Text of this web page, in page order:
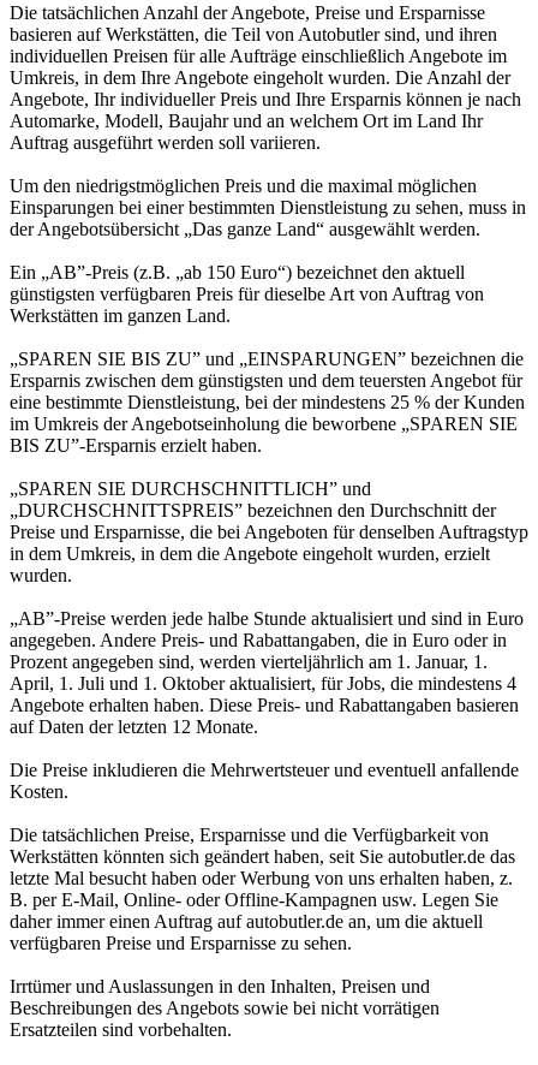
Die tatsächlichen Anzahl der Angebote, Preise und Ersparnisse
basieren auf Werkstätten, die Teil von Autobutler sind, und ihren
individuellen Preisen für alle Aufträge einschließlich Angebote im
Umkreis, in dem Ihre Angebote eingeholt wurden. Die Anzahl der
Angebote, Ihr individueller Preis und Ihre Ersparnis können je nach
Automarke, Modell, Baujahr und an welchem Ort im Land Ihr
Auftrag ausgeführt werden soll variieren.
Um den niedrigstmöglichen Preis und die maximal möglichen
Einsparungen bei einer bestimmten Dienstleistung zu sehen, muss in
der Angebotsübersicht „Das ganze Land“ ausgewählt werden.
Ein „AB”-Preis (z.B. „ab 150 Euro“) bezeichnet den aktuell
günstigsten verfügbaren Preis für dieselbe Art von Auftrag von
Werkstätten im ganzen Land.
„SPAREN SIE BIS ZU” und „EINSPARUNGEN” bezeichnen die
Ersparnis zwischen dem günstigsten und dem teuersten Angebot für
eine bestimmte Dienstleistung, bei der mindestens 25 % der Kunden
im Umkreis der Angebotseinholung die beworbene „SPAREN SIE
BIS ZU”-Ersparnis erzielt haben.
„SPAREN SIE DURCHSCHNITTLICH” und
„DURCHSCHNITTSPREIS” bezeichnen den Durchschnitt der
Preise und Ersparnisse, die bei Angeboten für denselben Auftragstyp
in dem Umkreis, in dem die Angebote eingeholt wurden, erzielt
wurden.
„AB”-Preise werden jede halbe Stunde aktualisiert und sind in Euro
angegeben. Andere Preis- und Rabattangaben, die in Euro oder in
Prozent angegeben sind, werden vierteljährlich am 1. Januar, 1.
April, 1. Juli und 1. Oktober aktualisiert, für Jobs, die mindestens 4
Angebote erhalten haben. Diese Preis- und Rabattangaben basieren
auf Daten der letzten 12 Monate.
Die Preise inkludieren die Mehrwertsteuer und eventuell anfallende
Kosten.
Die tatsächlichen Preise, Ersparnisse und die Verfügbarkeit von
Werkstätten könnten sich geändert haben, seit Sie autobutler.de das
letzte Mal besucht haben oder Werbung von uns erhalten haben, z.
B. per E-Mail, Online- oder Offline-Kampagnen usw. Legen Sie
daher immer einen Auftrag auf autobutler.de an, um die aktuell
verfügbaren Preise und Ersparnisse zu sehen.
Irrtümer und Auslassungen in den Inhalten, Preisen und
Beschreibungen des Angebots sowie bei nicht vorrätigen
Ersatzteilen sind vorbehalten.